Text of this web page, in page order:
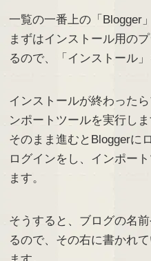
一覧の一番上の「Blogger
まずはインストール用の
るので、「インストール
インストールが終わった
ンポートツールを実行しま
そのまま進むとBloggerに
ログインをし、インポー
ます。
そうすると、ブログの名
るので、その右に書かれ